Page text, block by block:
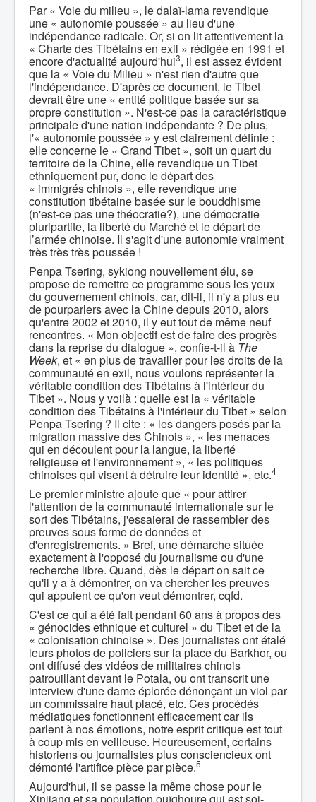
Par « Voie du milieu », le dalaï-lama revendique
une « autonomie poussée » au lieu d'une
indépendance radicale. Or, si on lit attentivement la
« Charte des Tibétains en exil » rédigée en 1991 et
encore d'actualité aujourd'hui3, il est assez évident
que la « Voie du Milieu » n'est rien d'autre que
l'indépendance. D'après ce document, le Tibet
devrait être une « entité politique basée sur sa
propre constitution ». N'est-ce pas la caractéristique
principale d'une nation indépendante ? De plus,
l'« autonomie poussée » y est clairement définie :
elle concerne le « Grand Tibet », soit un quart du
territoire de la Chine, elle revendique un Tibet
ethniquement pur, donc le départ des
« immigrés chinois », elle revendique une
constitution tibétaine basée sur le bouddhisme
(n'est-ce pas une théocratie?), une démocratie
pluripartite, la liberté du Marché et le départ de
l’armée chinoise. Il s'agit d'une autonomie vraiment
très très très poussée !
Penpa Tsering, sykiong nouvellement élu, se
propose de remettre ce programme sous les yeux
du gouvernement chinois, car, dit-il, il n'y a plus eu
de pourparlers avec la Chine depuis 2010, alors
qu'entre 2002 et 2010, il y eut tout de même neuf
rencontres. « Mon objectif est de faire des progrès
dans la reprise du dialogue », confie-t-il à The
Week, et « en plus de travailler pour les droits de la
communauté en exil, nous voulons représenter la
véritable condition des Tibétains à l'intérieur du
Tibet ». Nous y voilà : quelle est la « véritable
condition des Tibétains à l'intérieur du Tibet » selon
Penpa Tsering ? Il cite : « les dangers posés par la
migration massive des Chinois », « les menaces
qui en découlent pour la langue, la liberté
religieuse et l'environnement », « les politiques
chinoises qui visent à détruire leur identité », etc.4
Le premier ministre ajoute que « pour attirer
l'attention de la communauté internationale sur le
sort des Tibétains, j'essaierai de rassembler des
preuves sous forme de données et
d'enregistrements. » Bref, une démarche située
exactement à l'opposé du journalisme ou d'une
recherche libre. Quand, dès le départ on sait ce
qu'il y a à démontrer, on va chercher les preuves
qui appuient ce qu'on veut démontrer, cqfd.
C'est ce qui a été fait pendant 60 ans à propos des
« génocides ethnique et culturel » du Tibet et de la
« colonisation chinoise ». Des journalistes ont étalé
leurs photos de policiers sur la place du Barkhor, ou
ont diffusé des vidéos de militaires chinois
patrouillant devant le Potala, ou ont transcrit une
interview d'une dame éplorée dénonçant un viol par
un commissaire haut placé, etc. Ces procédés
médiatiques fonctionnent efficacement car ils
parlent à nos émotions, notre esprit critique est tout
à coup mis en veilleuse. Heureusement, certains
historiens ou journalistes plus consciencieux ont
démonté l'artifice pièce par pièce.5
Aujourd'hui, il se passe la même chose pour le